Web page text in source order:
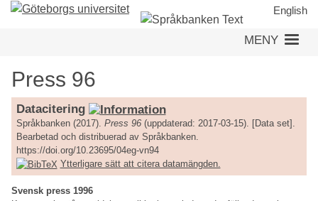
Hoppa
English
MENY
Press 96
Datacitering
Språkbanken (2017). Press 96(uppdaterad: 2017-03-15). [Data set].
Bearbetad och distribuerad av Språkbanken.
https://doi.org/10.23695/04eg-vn94
Ytterligare sätt att citera datamängden.
Svensk press 1996